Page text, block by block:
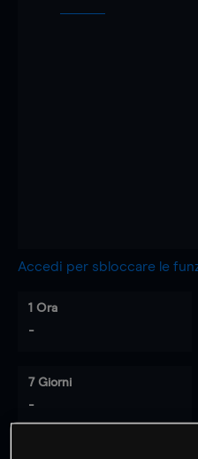
Accedi per sbloccare le
1 Ora
-
7 Giorni
-